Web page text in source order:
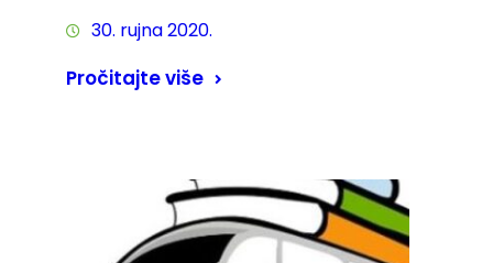
30. rujna 2020.
Pročitajte više